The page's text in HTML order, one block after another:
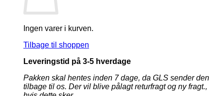
Ingen varer i kurven.
Tilbage til shoppen
Leveringstid på 3-5 hverdage
Pakken skal hentes inden 7 dage, da GLS sender den
tilbage til os. Der vil blive pålagt returfragt og ny fragt.,